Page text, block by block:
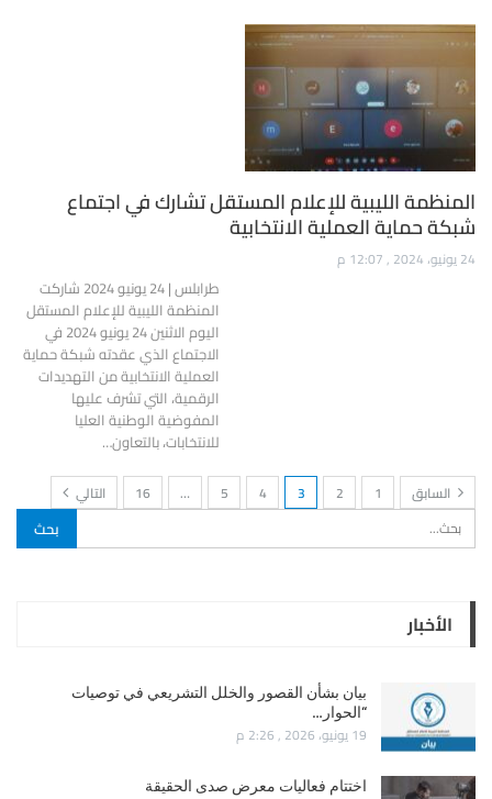
المنظمة الليبية للإعلام المستقل تشارك في اجتماع
شبكة حماية العملية الانتخابية
24 يونيو، 2024 , 12:07 م
طرابلس | 24 يونيو 2024 شاركت
المنظمة الليبية للإعلام المستقل
اليوم الاثنين 24 يونيو 2024 في
الاجتماع الذي عقدته شبكة حماية
العملية الانتخابية من التهديدات
الرقمية، التي تشرف عليها
المفوضية الوطنية العليا
للانتخابات، بالتعاون…
السابق 1
2
3
4
5
…
16 التالي
الأخبار
بيان بشأن القصور والخلل التشريعي في توصيات
“الحوار…
19 يونيو، 2026 , 2:26 م
اختتام فعاليات معرض صدى الحقيقة